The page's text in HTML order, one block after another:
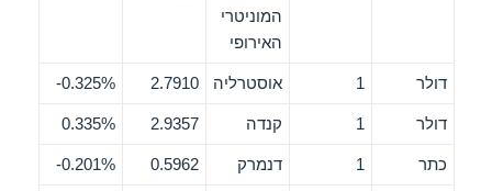
המוניטרי
האירופי
דולר 1 אוסטרליה 2.7910
0.325%-
דולר 1 קנדה 2.9357
0.335%
כתר 1 דנמרק 0.5962
0.201%-